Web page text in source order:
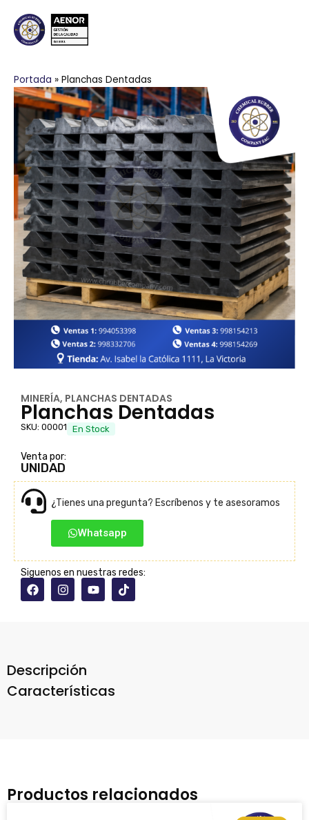
Portada » Planchas Dentadas
MINERÍA, PLANCHAS DENTADAS
Planchas Dentadas
SKU: 00001 En Stock
Venta por:
UNIDAD
¿Tienes una pregunta? Escríbenos y te asesoramos
Whatsapp
Siguenos en nuestras redes:
Descripción
Características
Productos relacionados